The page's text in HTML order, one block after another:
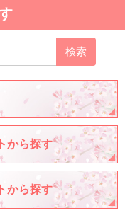
検索
から探す
から探す